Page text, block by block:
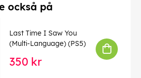
också på
Last Time I Saw You
(Multi-Language) (PS5)
350 kr